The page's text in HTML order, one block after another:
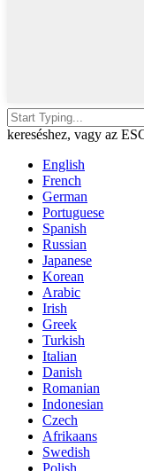
kereséshez, vagy az
English
French
German
Portuguese
Spanish
Russian
Japanese
Korean
Arabic
Irish
Greek
Turkish
Italian
Danish
Romanian
Indonesian
Czech
Afrikaans
Swedish
Polish